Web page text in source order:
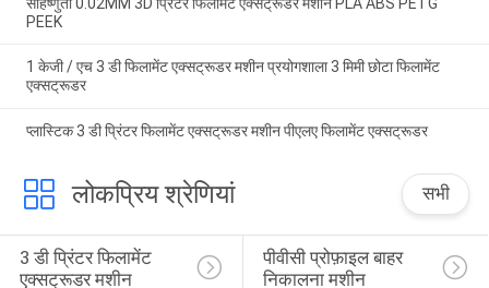
सहिष्णुता 0.02MM 3D प्रिंटर फिलामेंट एक्सट्रूडर मशीन PLA ABS PETG
PEEK
1 केजी / एच 3 डी फिलामेंट एक्सट्रूडर मशीन प्रयोगशाला 3 मिमी छोटा फिलामेंट
एक्सट्रूडर
प्लास्टिक 3 डी प्रिंटर फिलामेंट एक्सट्रूडर मशीन पीएलए फिलामेंट एक्सट्रूडर
लोकप्रिय श्रेणियां सभी
3 डी प्रिंटर फिलामेंट
एक्सट्रूडर मशीन
पीवीसी प्रोफ़ाइल बाहर
निकालना मशीन